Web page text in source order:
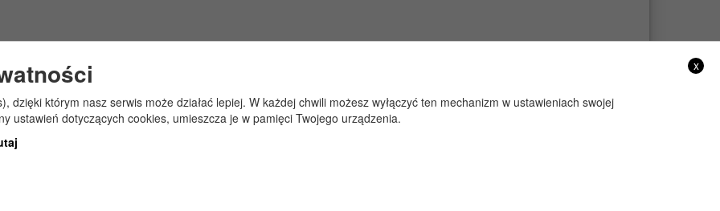
x
dzięki którym nasz serwis może działać lepiej. W każdej chwili możesz wyłączyć ten mechanizm w ustawieniach swojej
ustawień dotyczących cookies, umieszcza je w pamięci Twojego urządzenia.